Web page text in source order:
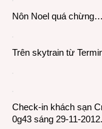
Nôn Noel quá chừng…
Trên skytrain từ
Check-in khách sạn
0g43 sáng 29-11-2012.